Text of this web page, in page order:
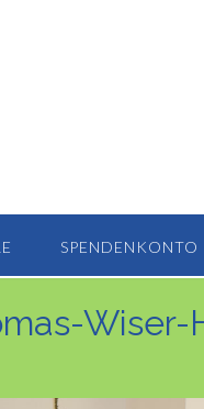
SPENDENKONTO
Wiser-